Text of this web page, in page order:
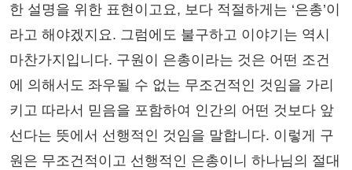
한 설명을 위한 표현이고요, 보다 적절하게는 ‘은총’이
라고 해야겠지요. 그럼에도 불구하고 이야기는 역시
마찬가지입니다. 구원이 은총이라는 것은 어떤 조건
에 의해서도 좌우될 수 없는 무조건적인 것임을 가리
키고 따라서 믿음을 포함하여 인간의 어떤 것보다 앞
선다는 뜻에서 선행적인 것임을 말합니다. 이렇게 구
원은 무조건적이고 선행적인 은총이니 하나님의 절대